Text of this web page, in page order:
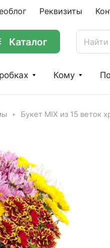
Реквизиты
Каталог
Кому
Букет MIX из 15 веток